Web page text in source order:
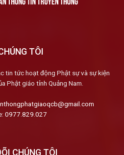
TÔI
tin tức hoạt động Phật sự và sự kiện
Phật giáo tỉnh Quảng Nam.
0977.829.027
CHÚNG TÔI